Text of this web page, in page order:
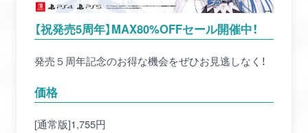
【祝発売5周年】MAX80%OFFセール開催中！
発売５周年記念のお得な機会をぜひお見逃しなく！
価格
[通常版]1,755円